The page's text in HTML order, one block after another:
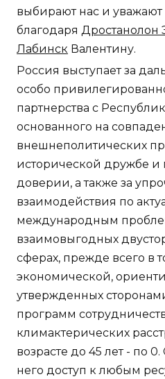
выбирают нас и
благодаря Дростанолон
Лабинск Валентину.
Россия выступает за
особо
партнерства с
основанного на
внешнеполитических
исторической дружбе и
доверии, а также за
взаимодействия по
международным
взаимовыгодных
сферах, прежде всего в
экономической,
утвержденных
программ
климактерических
возрасте до 45 лет - по 0.
него доступ к любым